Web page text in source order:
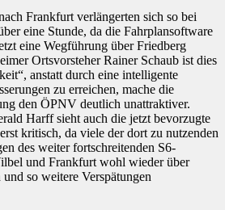
Frankfurt verlängerten sich so bei
eine Stunde, da die Fahrplansoftware
eine Wegführung über Friedberg
Ortsvorsteher Rainer Schaub ist dies
anstatt durch eine intelligente
zu erreichen, mache die
den ÖPNV deutlich unattraktiver.
Harff sieht auch die jetzt bevorzugte
kritisch, da viele der dort zu nutzenden
des weiter fortschreitenden S6-
und Frankfurt wohl wieder über
so weitere Verspätungen